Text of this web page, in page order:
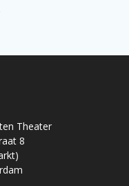
Theater
8